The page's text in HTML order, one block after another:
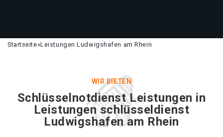
Startseite»Leistungen Ludwigshafen am Rhein
WIR BIETEN
Schlüsselnotdienst Leistungen in
Leistungen schlüsseldienst
Ludwigshafen am Rhein